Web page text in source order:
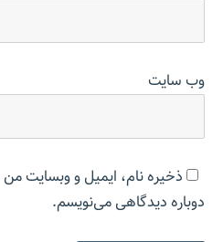
وب‌ سایت
ذخیره نام، ایمیل و وبسایت من
دوباره دیدگاهی می‌نویسم.